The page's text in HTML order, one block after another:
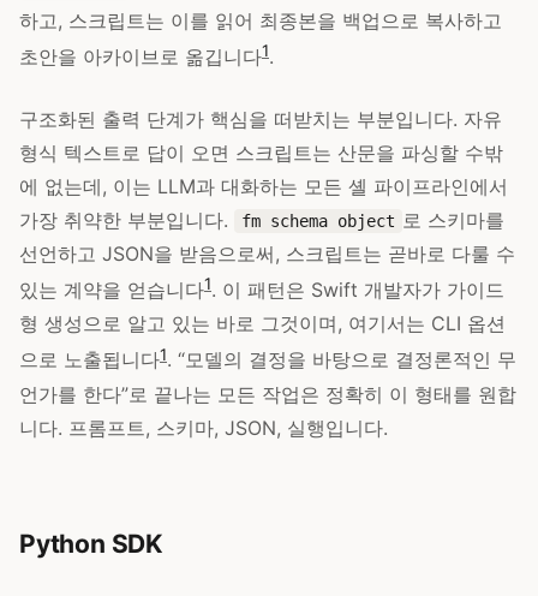
하고, 스크립트는 이를 읽어 최종본을 백업으로 복사하고
초안을 아카이브로 옮깁니다1.
구조화된 출력 단계가 핵심을 떠받치는 부분입니다. 자유
형식 텍스트로 답이 오면 스크립트는 산문을 파싱할 수밖
에 없는데, 이는 LLM과 대화하는 모든 셸 파이프라인에서
가장 취약한 부분입니다.
fm schema object
로 스키마를
선언하고 JSON을 받음으로써, 스크립트는 곧바로 다룰 수
있는 계약을 얻습니다1. 이 패턴은 Swift 개발자가 가이드
형 생성으로 알고 있는 바로 그것이며, 여기서는 CLI 옵션
으로 노출됩니다1. “모델의 결정을 바탕으로 결정론적인 무
언가를 한다”로 끝나는 모든 작업은 정확히 이 형태를 원합
니다. 프롬프트, 스키마, JSON, 실행입니다.
Python SDK